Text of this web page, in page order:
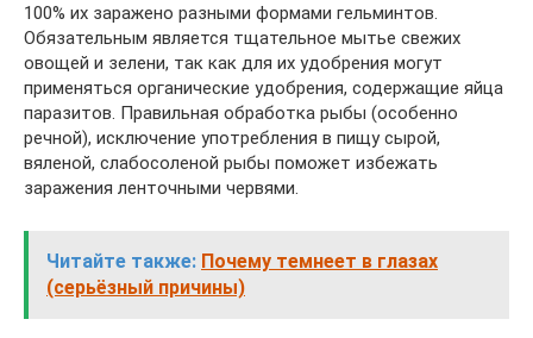
100% их заражено разными формами гельминтов.
Обязательным является тщательное мытье свежих
овощей и зелени, так как для их удобрения могут
применяться органические удобрения, содержащие яйца
паразитов. Правильная обработка рыбы (особенно
речной), исключение употребления в пищу сырой,
вяленой, слабосоленой рыбы поможет избежать
заражения ленточными червями.
Читайте также: Почему темнеет в глазах
(серьёзный причины)